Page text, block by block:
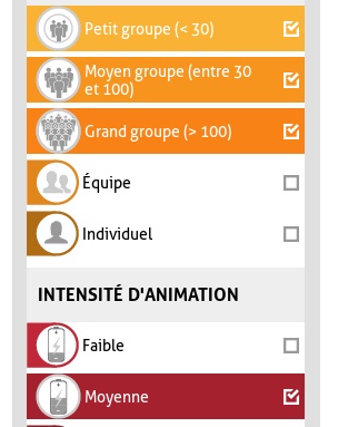
Petit groupe (< 30)
Moyen groupe (entre 30
et 100)
Grand groupe (> 100)
Équipe
Individuel
INTENSITÉ D'ANIMATION
Faible
Moyenne